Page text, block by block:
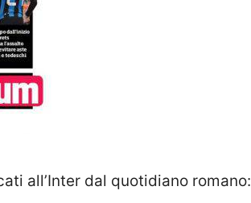
all’Inter dal quotidiano romano: